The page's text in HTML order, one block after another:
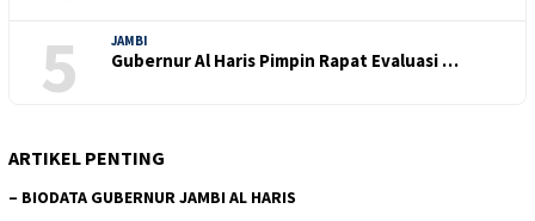
5 JAMBI
Gubernur Al Haris Pimpin Rapat Evaluasi …
ARTIKEL PENTING
– BIODATA GUBERNUR JAMBI AL HARIS